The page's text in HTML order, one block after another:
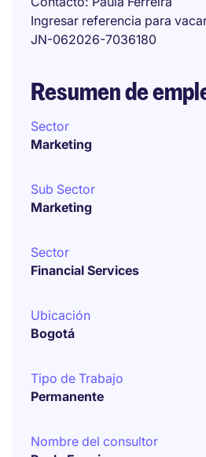
Ingresar referencia para
JN-062026-7036180
Resumen de
Sector
Marketing
Sub Sector
Marketing
Sector
Financial Services
Ubicación
Bogotá
Tipo de Trabajo
Permanente
Nombre del consultor